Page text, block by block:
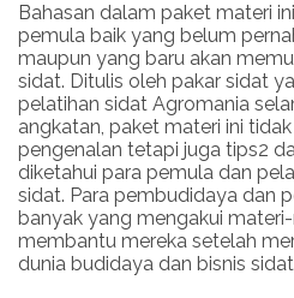
Bahasan dalam paket materi
pemula baik yang belum
maupun yang baru akan
sidat. Ditulis oleh pakar sidat
pelatihan sidat Agromania
angkatan, paket materi ini
pengenalan tetapi juga tips2
diketahui para pemula dan
sidat. Para pembudidaya dan
banyak yang mengakui
membantu mereka setelah
dunia budidaya dan bisnis